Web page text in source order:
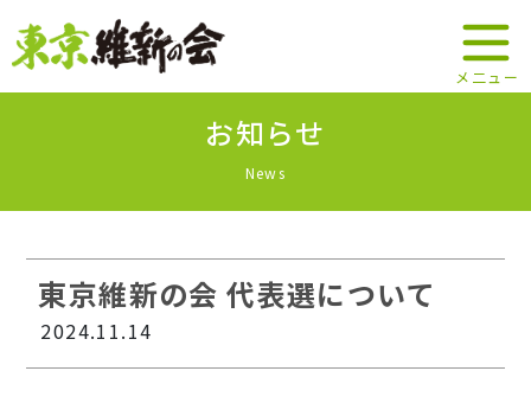
メ二ュー
お知らせ
News
東京維新の会 代表選について
2024.11.14